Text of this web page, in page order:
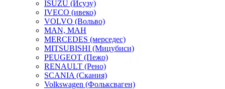
ISUZU (Исузу)
IVECO (ивеко)
VOLVO (Вольво)
MAN, МАН
MERCEDES (мерседес)
MITSUBISHI (Мицубиси)
PEUGEOT (Пежо)
RENAULT (Рено)
SCANIA (Скания)
Volkswagen (Фольксваген)